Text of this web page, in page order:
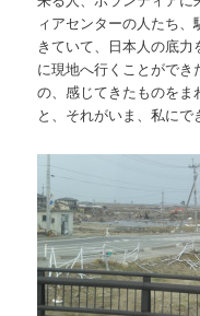
ィアセンターの人たち
きていて、日本人の底
に現地へ行くことがで
の、感じてきたものをま
と、それがいま、私にで